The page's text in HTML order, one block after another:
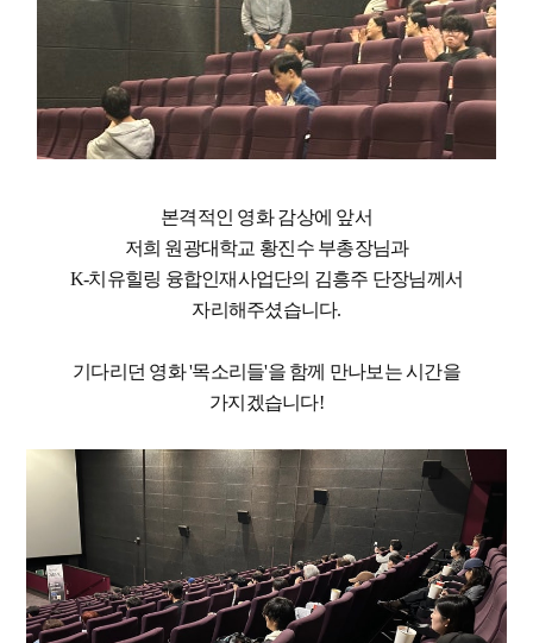
본격적인 영화 감상에 앞서
저희 원광대학교 황진수 부총장님과
K-치유힐링 융합인재사업단의 김흥주 단장님께서
자리해주셨습니다.
기다리던 영화 '목소리들'을 함께 만나보는 시간을
가지겠습니다!